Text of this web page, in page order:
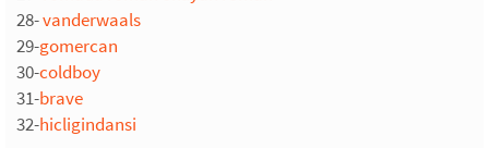
28-vanderwaals
29-gomercan
30-coldboy
31-brave
32-hicligindansi